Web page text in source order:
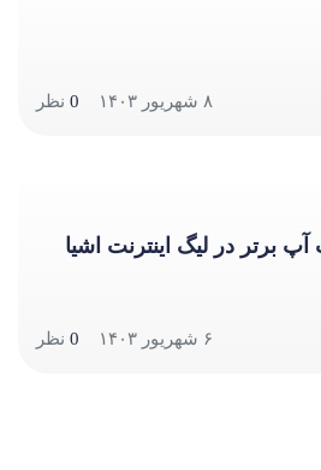
۸ شهریور ۱۴۰۳ 0 نظر
برتر در لیگ اینترنت اشیا
۶ شهریور ۱۴۰۳ 0 نظر